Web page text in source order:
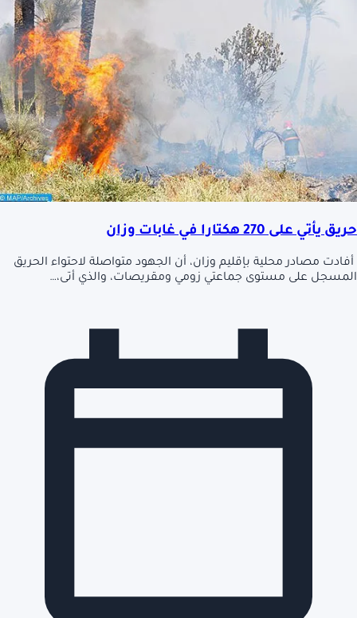
حريق يأتي على 270 هكتارا في غابات وزان
أفادت مصادر محلية بإقليم وزان، أن الجهود متواصلة لاحتواء الحريق
المسجل على مستوى جماعتي زومي ومقريصات، والذي أتى،…